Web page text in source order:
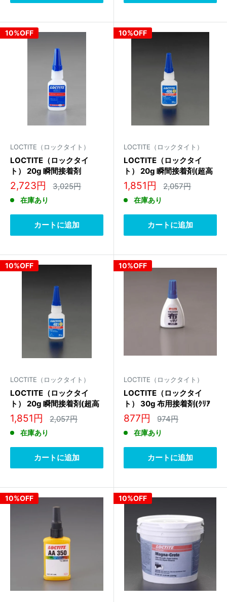
10%OFF
LOCTITE（ロックタイト）
LOCTITE（ロックタイ
ト） 20g 瞬間接着剤
29406
販
売
価
格
2,723円 通
常
3,025円
在庫あり
カートに追加
10%OFF
LOCTITE（ロックタイト）
LOCTITE（ロックタイ
ト） 20g 瞬間接着剤(超高
速･低粘度) 45270
販
売
価
格
1,851円 通
常
2,057円
在庫あり
カートに追加
10%OFF
LOCTITE（ロックタイト）
LOCTITE（ロックタイ
ト） 20g 瞬間接着剤(超高
速･中粘度) 45267
販
売
価
格
1,851円 通
常
2,057円
在庫あり
カートに追加
10%OFF
LOCTITE（ロックタイト）
LOCTITE（ロックタイ
ト） 30g 布用接着剤(ｸﾘｱ
ｰ) DNC-030
販
価
格
877円 通
価
974円
在庫あり
カートに追加
10%OFF 10%OFF